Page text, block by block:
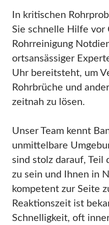
In kritischen
Sie schnelle Hilfe vor
Rohrreinigung
ortsansässiger
Uhr bereitsteht, um
Rohrbrüche und
zeitnah zu lösen.
Unser Team kennt
unmittelbare
sind stolz darauf, Teil
zu sein und Ihnen in
kompetent zur Seite
Reaktionszeit ist
Schnelligkeit, oft